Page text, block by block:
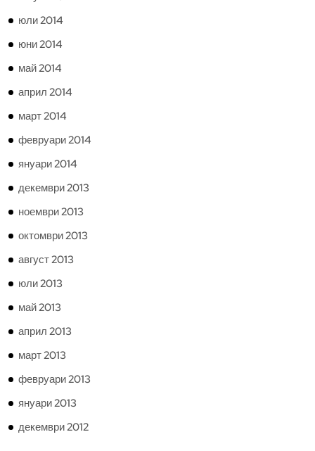
юли 2014
юни 2014
май 2014
април 2014
март 2014
февруари 2014
януари 2014
декември 2013
ноември 2013
октомври 2013
август 2013
юли 2013
май 2013
април 2013
март 2013
февруари 2013
януари 2013
декември 2012